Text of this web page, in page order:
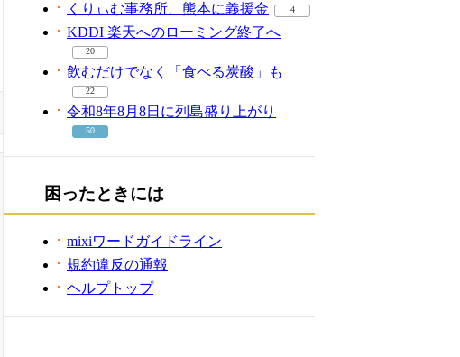
くりぃむ事務所、熊本に義援金 4
KDDI 楽天へのローミング終了へ
20
飲むだけでなく「食べる炭酸」も
22
令和8年8月8日に列島盛り上がり
50
困ったときには
mixiワードガイドライン
規約違反の通報
ヘルプトップ